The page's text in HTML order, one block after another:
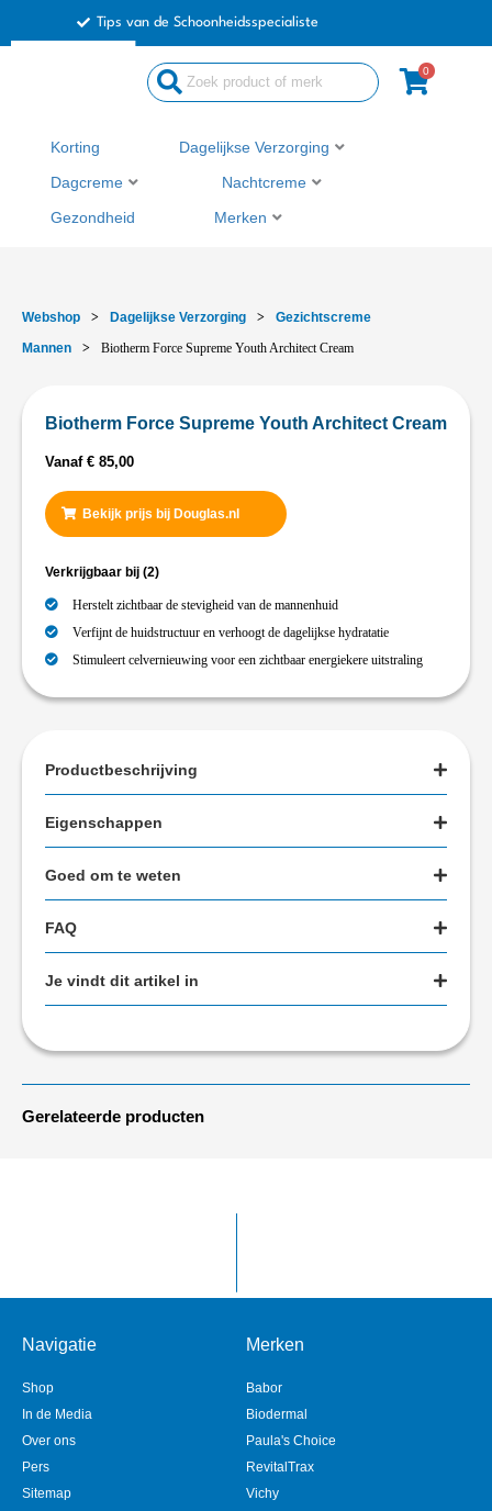
Tips van de Schoonheidsspecialiste
0
Korting Dagelijkse Verzorging
Dagcreme Nachtcreme
Gezondheid Merken
Webshop > Dagelijkse Verzorging >
Gezichtscreme
Mannen
> Biotherm Force Supreme Youth Architect Cream
Biotherm Force Supreme Youth Architect Cream
Vanaf € 85,00
Bekijk prijs bij Douglas.nl
Verkrijgbaar bij (2)
Herstelt zichtbaar de stevigheid van de mannenhuid
Verfijnt de huidstructuur en verhoogt de dagelijkse hydratatie
Stimuleert celvernieuwing voor een zichtbaar energiekere uitstraling
Productbeschrijving
Eigenschappen
Goed om te weten
FAQ
Je vindt dit artikel in
Gerelateerde producten
Navigatie
Shop
In de Media
Over ons
Pers
Sitemap
Merken
Babor
Biodermal
Paula's Choice
RevitalTrax
Vichy